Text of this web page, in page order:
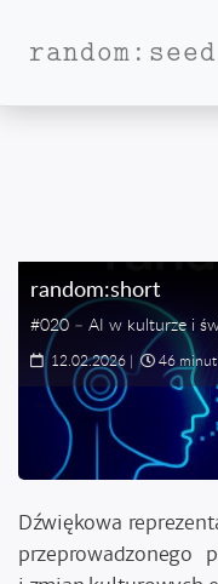
random:seed
random:short
#020 – AI w kulturze i
12.02.2026 | 46 minut
Dźwiękowa
przeprowadzonego